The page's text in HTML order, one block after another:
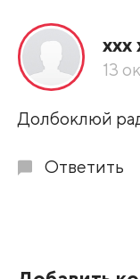
По
ххх
13
Долбоклюй
Ответить